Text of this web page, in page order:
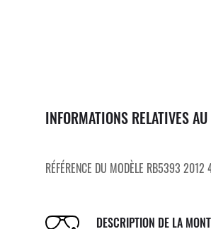
INFORMATIONS RELATIVES
RÉFÉRENCE DU MODÈLE RB5393 2012
DESCRIPTION DE LA